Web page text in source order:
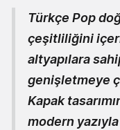
Türkçe Pop
çeşitliliğini
altyapılara
genişletmeye
Kapak
modern